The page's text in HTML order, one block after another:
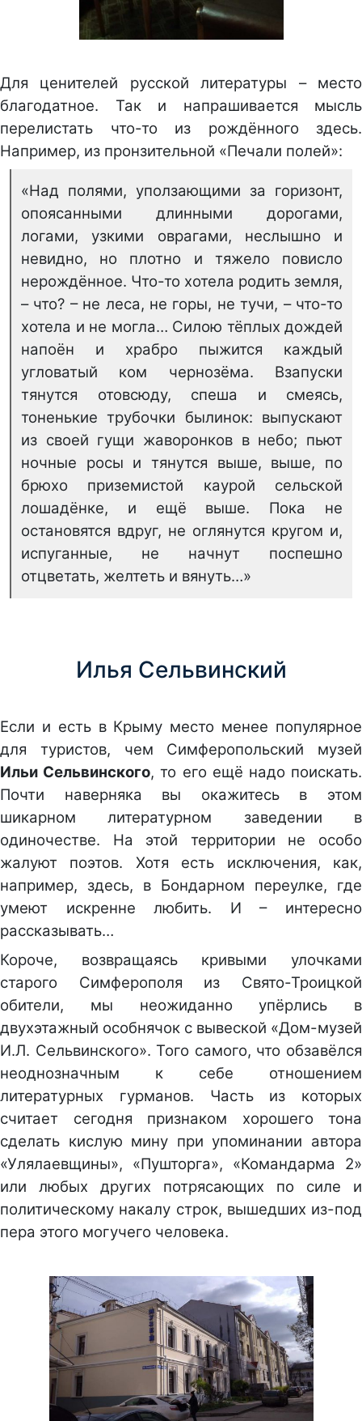
Для ценителей русской литературы – место
благодатное. Так и напрашивается мысль
перелистать что-то из рождённого здесь.
Например, из пронзительной «Печали полей»:
«Над полями, уползающими за горизонт,
опоясанными длинными дорогами,
логами, узкими оврагами, неслышно и
невидно, но плотно и тяжело повисло
нерождённое. Что-то хотела родить земля,
– что? – не леса, не горы, не тучи, – что-то
хотела и не могла… Силою тёплых дождей
напоён и храбро пыжится каждый
угловатый ком чернозёма. Взапуски
тянутся отовсюду, спеша и смеясь,
тоненькие трубочки былинок: выпускают
из своей гущи жаворонков в небо; пьют
ночные росы и тянутся выше, выше, по
брюхо приземистой каурой сельской
лошадёнке, и ещё выше. Пока не
остановятся вдруг, не оглянутся кругом и,
испуганные, не начнут поспешно
отцветать, желтеть и вянуть…»
Илья Сельвинский
Если и есть в Крыму место менее популярное
для туристов, чем Симферопольский музей
Ильи Сельвинского, то его ещё надо поискать.
Почти наверняка вы окажитесь в этом
шикарном литературном заведении в
одиночестве. На этой территории не особо
жалуют поэтов. Хотя есть исключения, как,
например, здесь, в Бондарном переулке, где
умеют искренне любить. И – интересно
рассказывать…
Короче, возвращаясь кривыми улочками
старого Симферополя из Свято-Троицкой
обители, мы неожиданно упёрлись в
двухэтажный особнячок с вывеской «Дом-музей
И.Л. Сельвинского». Того самого, что обзавёлся
неоднозначным к себе отношением
литературных гурманов. Часть из которых
считает сегодня признаком хорошего тона
сделать кислую мину при упоминании автора
«Улялаевщины», «Пушторга», «Командарма 2»
или любых других потрясающих по силе и
политическому накалу строк, вышедших из-под
пера этого могучего человека.